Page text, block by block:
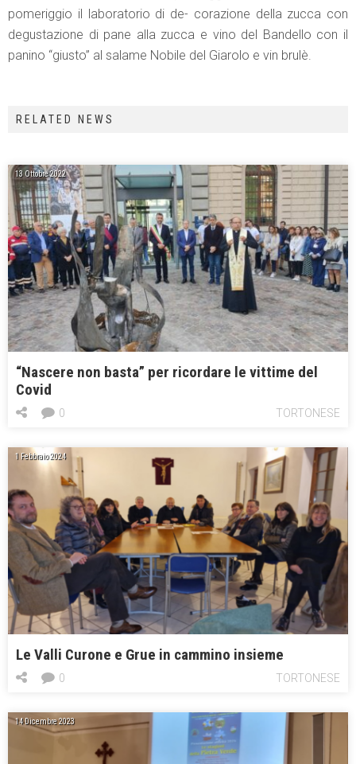
pomeriggio il laboratorio di de- corazione della zucca con
degustazione di pane alla zucca e vino del Bandello con il
panino “giusto” al salame Nobile del Giarolo e vin brulè.
RELATED NEWS
13 Ottobre 2022
“Nascere non basta” per ricordare le vittime del
Covid
TORTONESE
0
1 Febbraio 2024
Le Valli Curone e Grue in cammino insieme
TORTONESE
0
14 Dicembre 2023